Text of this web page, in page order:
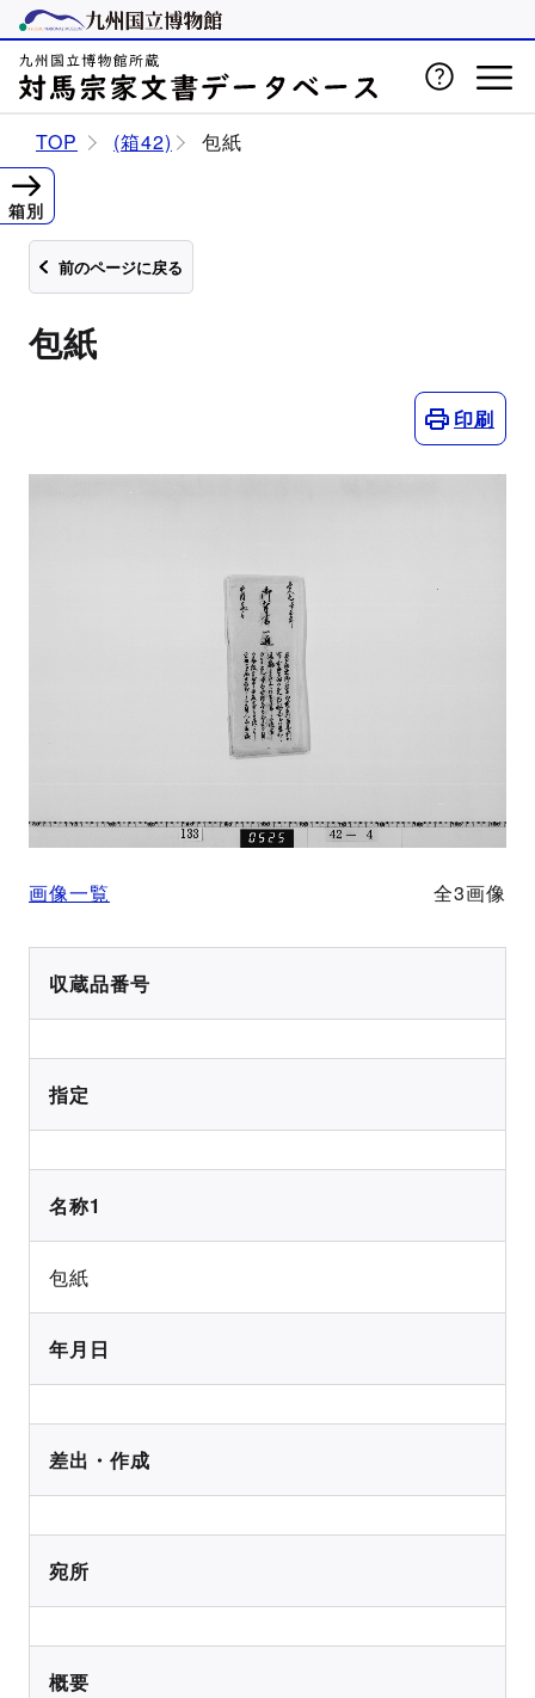
TOP (箱42) 包紙
前のページに戻る
包紙
印刷
画像一覧 全3画像
収蔵品番号
指定
名称1
包紙
年月日
差出・作成
宛所
概要
箱別